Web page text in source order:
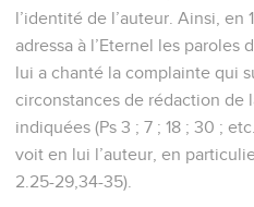
l’identité de l’auteur. Ainsi, en
adressa à l’Eternel les paroles
lui a chanté la complainte qui
circonstances de rédaction de
indiquées (Ps 3 ; 7 ; 18 ; 30 ;
voit en lui l’auteur, en
2.25-29,34-35).